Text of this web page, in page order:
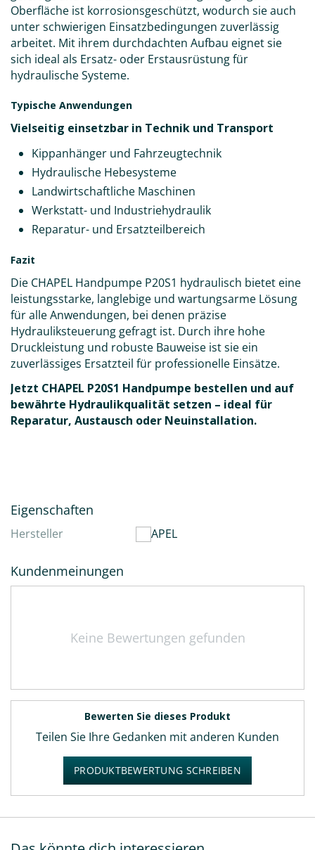
Oberfläche ist korrosionsgeschützt, wodurch sie auch
unter schwierigen Einsatzbedingungen zuverlässig
arbeitet. Mit ihrem durchdachten Aufbau eignet sie
sich ideal als Ersatz- oder Erstausrüstung für
hydraulische Systeme.
Typische Anwendungen
Vielseitig einsetzbar in Technik und Transport
Kippanhänger und Fahrzeugtechnik
Hydraulische Hebesysteme
Landwirtschaftliche Maschinen
Werkstatt- und Industriehydraulik
Reparatur- und Ersatzteilbereich
Fazit
Die CHAPEL Handpumpe P20S1 hydraulisch bietet eine
leistungsstarke, langlebige und wartungsarme Lösung
für alle Anwendungen, bei denen präzise
Hydrauliksteuerung gefragt ist. Durch ihre hohe
Druckleistung und robuste Bauweise ist sie ein
zuverlässiges Ersatzteil für professionelle Einsätze.
Jetzt CHAPEL P20S1 Handpumpe bestellen und auf
bewährte Hydraulikqualität setzen – ideal für
Reparatur, Austausch oder Neuinstallation.
Eigenschaften
Hersteller CHAPEL
Kundenmeinungen
Keine Bewertungen gefunden
Bewerten Sie dieses Produkt
Teilen Sie Ihre Gedanken mit anderen Kunden
PRODUKTBEWERTUNG SCHREIBEN